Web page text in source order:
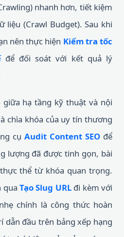
nhanh hơn, tiết kiệm
liệu (Crawl Budget). Sau khi
nên thực hiện Kiểm tra tốc
để đối soát với kết quả lý
hạ tầng kỹ thuật và nội
chìa khóa của uy tín thương
cụ Audit Content SEO để
lượng đã được tinh gọn, bài
thể từ khóa quan trọng.
qua Tạo Slug URLđi kèm với
chính là công thức hoàn
dẫn đầu trên bảng xếp hạng